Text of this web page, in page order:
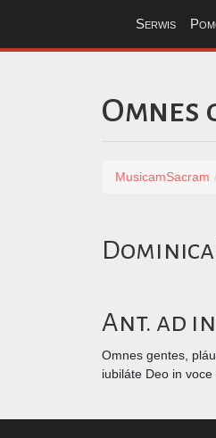
Serwis
MusicamSacram
Ant. ad
Omnes gentes,
iubiláte Deo in voce